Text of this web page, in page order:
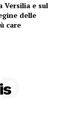
Versilia e sul
delle
care